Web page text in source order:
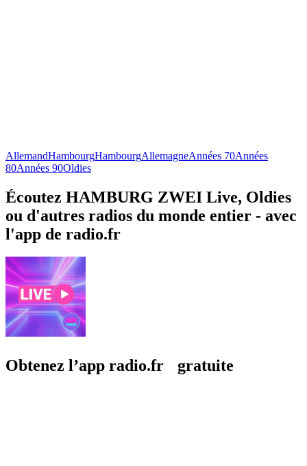
AllemandHambourgHambourgAllemagneAnnées 70Années
80Années 90Oldies
Écoutez HAMBURG ZWEI Live, Oldies
ou d'autres radios du monde entier - avec
l'app de radio.fr
Obtenez l’app radio.fr gratuite